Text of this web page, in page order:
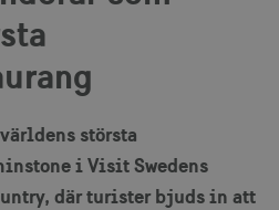
största
i Visit Swedens
där turister bjuds in att